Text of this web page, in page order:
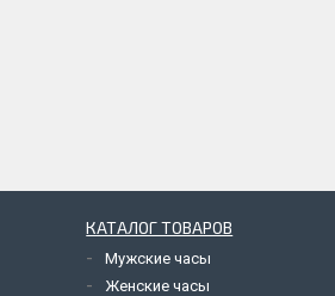
КАТАЛОГ ТОВАРОВ
Мужские часы
Женские часы